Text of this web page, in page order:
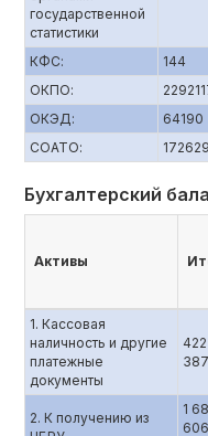
государственной
статистики
КФС:
144
ОКПО:
ОКЭД:
64190
СОАТО:
Бухгалтерский
Активы
1. Кассовая
наличность и другие
платежные
документы
422
2. К получению из
1
606